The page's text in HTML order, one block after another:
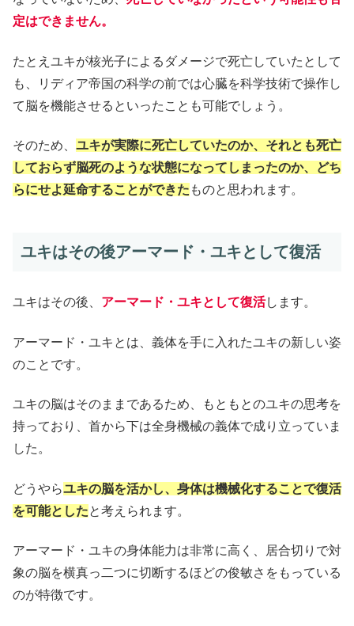
定はできません。
たとえユキが核光子によるダメージで死亡していたとして
も、リディア帝国の科学の前では心臓を科学技術で操作し
て脳を機能させるといったことも可能でしょう。
そのため、 ユキが実際に死亡していたのか、それとも死亡
しておらず脳死のような状態になってしまったのか、どち
らにせよ延命することができた ものと思われます。
ユキはその後アーマード・ユキとして復活
ユキはその後、 アーマード・ユキとして復活します。
アーマード・ユキとは、義体を手に入れたユキの新しい姿
のことです。
ユキの脳はそのままであるため、もともとのユキの思考を
持っており、首から下は全身機械の義体で成り立っていま
した。
どうやらユキの脳を活かし、身体は機械化することで復活
を可能としたと考えられます。
アーマード・ユキの身体能力は非常に高く、居合切りで対
象の脳を横真っ二つに切断するほどの俊敏さをもっている
のが特徴です。